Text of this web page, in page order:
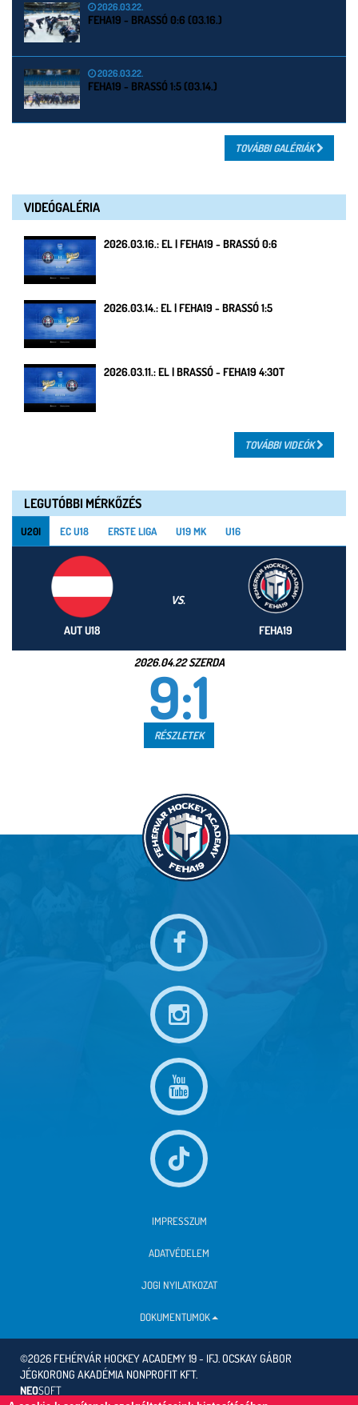
2026.03.22.
FEHA19 - BRASSÓ 0:6 (03.16.)
2026.03.22.
FEHA19 - BRASSÓ 1:5 (03.14.)
TOVÁBBI GALÉRIÁK
VIDEÓGALÉRIA
2026.03.16.: EL | FEHA19 - BRASSÓ 0:6
2026.03.14.: EL | FEHA19 - BRASSÓ 1:5
2026.03.11.: EL | BRASSÓ - FEHA19 4:3OT
TOVÁBBI VIDEÓK
LEGUTÓBBI MÉRKŐZÉS
U20I EC U18 ERSTE LIGA U19 MK U16
AUT U18
VS.
FEHA19
2026.04.22 SZERDA
9:1
RÉSZLETEK
IMPRESSZUM
ADATVÉDELEM
JOGI NYILATKOZAT
DOKUMENTUMOK
©2026 FEHÉRVÁR HOCKEY ACADEMY 19 - IFJ. OCSKAY GÁBOR
JÉGKORONG AKADÉMIA NONPROFIT KFT.
NEOSOFT